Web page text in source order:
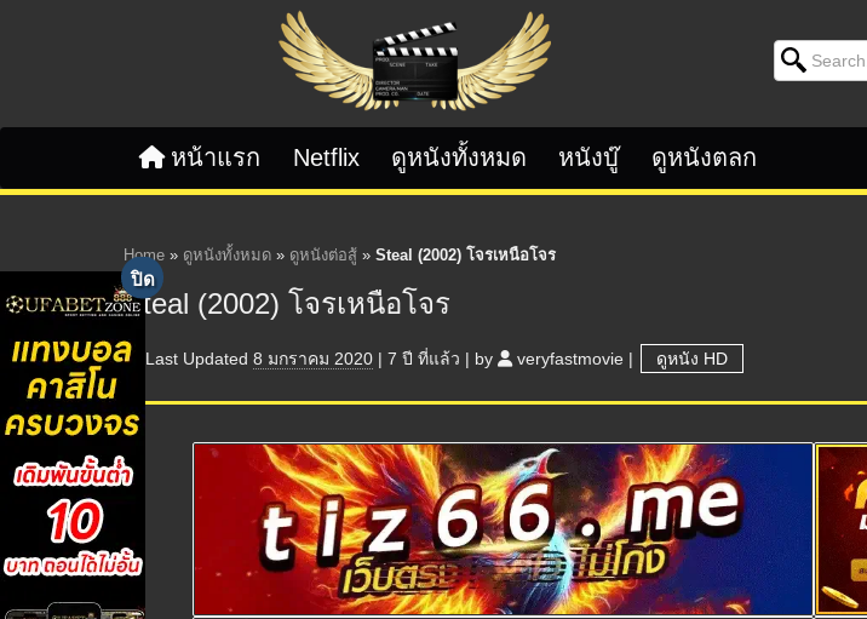
Search for:
หน้าแรก Netflix ดูหนังทั้งหมด หนังบู๊ ดูหนังตลก
Home » ดูหนังทั้งหมด » ดูหนังต่อสู้ » Steal (2002) โจรเหนือโจร
Steal (2002) โจรเหนือโจร
Last Updated 8 มกราคม 2020 | 7 ปี ที่แล้ว | by veryfastmovie | ดูหนัง HD